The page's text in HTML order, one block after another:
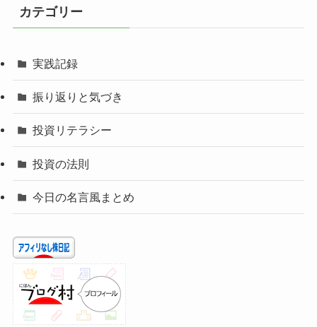
カテゴリー
実践記録
振り返りと気づき
投資リテラシー
投資の法則
今日の名言風まとめ